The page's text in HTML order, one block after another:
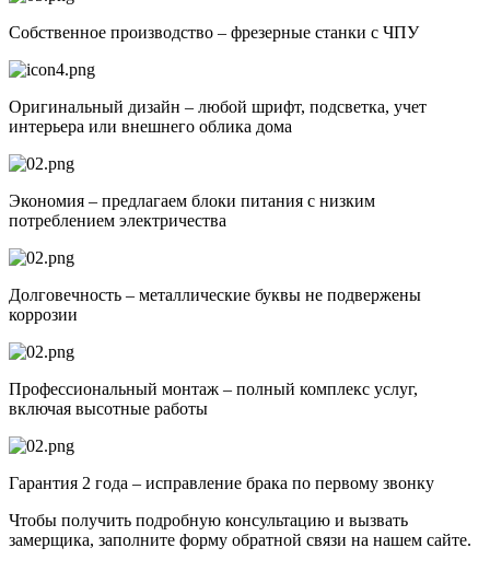
Собственное производство – фрезерные станки с ЧПУ
Оригинальный дизайн – любой шрифт, подсветка, учет
интерьера или внешнего облика дома
Экономия – предлагаем блоки питания с низким
потреблением электричества
Долговечность – металлические буквы не подвержены
коррозии
Профессиональный монтаж – полный комплекс услуг,
включая высотные работы
Гарантия 2 года – исправление брака по первому звонку
Чтобы получить подробную консультацию и вызвать
замерщика, заполните форму обратной связи на нашем сайте.